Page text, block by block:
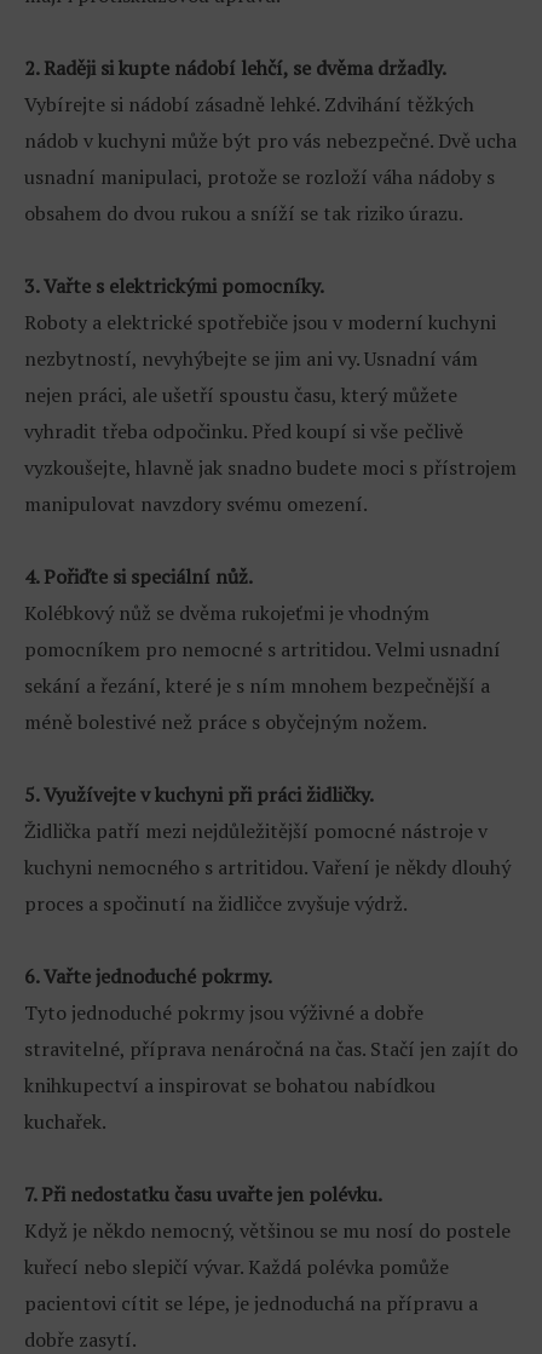
2. Raději si kupte nádobí lehčí, se dvěma držadly.
Vybírejte si nádobí zásadně lehké. Zdvihání těžkých
nádob v kuchyni může být pro vás nebezpečné. Dvě ucha
usnadní manipulaci, protože se rozloží váha nádoby s
obsahem do dvou rukou a sníží se tak riziko úrazu.
3. Vařte s elektrickými pomocníky.
Roboty a elektrické spotřebiče jsou v moderní kuchyni
nezbytností, nevyhýbejte se jim ani vy. Usnadní vám
nejen práci, ale ušetří spoustu času, který můžete
vyhradit třeba odpočinku. Před koupí si vše pečlivě
vyzkoušejte, hlavně jak snadno budete moci s přístrojem
manipulovat navzdory svému omezení.
4. Pořiďte si speciální nůž.
Kolébkový nůž se dvěma rukojeťmi je vhodným
pomocníkem pro nemocné s artritidou. Velmi usnadní
sekání a řezání, které je s ním mnohem bezpečnější a
méně bolestivé než práce s obyčejným nožem.
5. Využívejte v kuchyni při práci židličky.
Židlička patří mezi nejdůležitější pomocné nástroje v
kuchyni nemocného s artritidou. Vaření je někdy dlouhý
proces a spočinutí na židličce zvyšuje výdrž.
6. Vařte jednoduché pokrmy.
Tyto jednoduché pokrmy jsou výživné a dobře
stravitelné, příprava nenáročná na čas. Stačí jen zajít do
knihkupectví a inspirovat se bohatou nabídkou
kuchařek.
7. Při nedostatku času uvařte jen polévku.
Když je někdo nemocný, většinou se mu nosí do postele
kuřecí nebo slepičí vývar. Každá polévka pomůže
pacientovi cítit se lépe, je jednoduchá na přípravu a
dobře zasytí.